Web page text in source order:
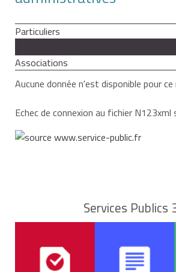
Particuliers
Associations
Aucune donnée n'est disponible pour
Echec de connexion au fichier
Services Publics